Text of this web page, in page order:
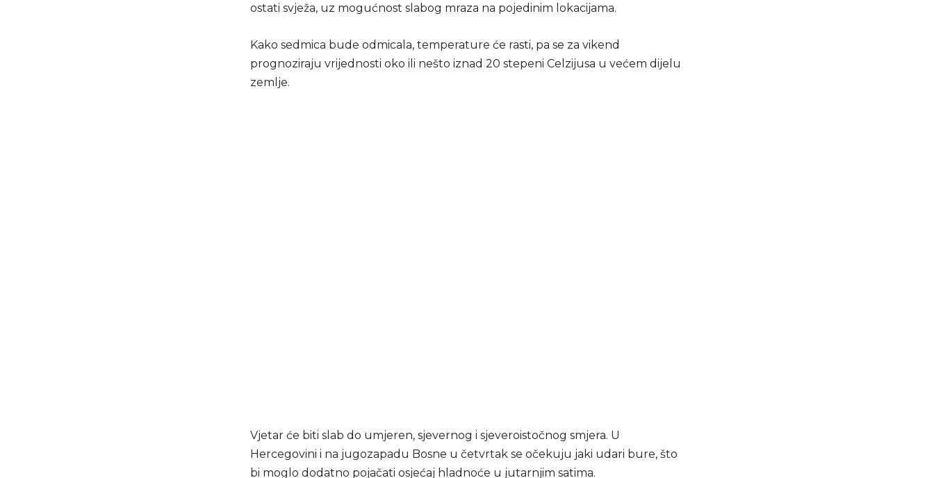
ostati svježa, uz mogućnost slabog mraza na pojedinim lokacijama.
Kako sedmica bude odmicala, temperature će rasti, pa se za vikend
prognoziraju vrijednosti oko ili nešto iznad 20 stepeni Celzijusa u većem dijelu
zemlje.
Vjetar će biti slab do umjeren, sjevernog i sjeveroistočnog smjera. U
Hercegovini i na jugozapadu Bosne u četvrtak se očekuju jaki udari bure, što
bi moglo dodatno pojačati osjećaj hladnoće u jutarnjim satima.